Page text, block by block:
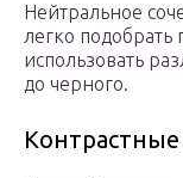
Нейтральное
легко подобрать
использовать
до черного.
Контрастные